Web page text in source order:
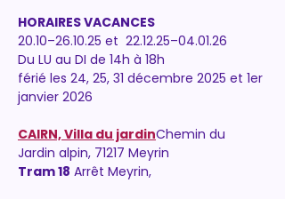
HORAIRES VACANCES
20.10–26.10.25 et  22.12.25–04.01.26
Du LU au DI de 14h à 18h
férié les 24, 25, 31 décembre 2025 et 1er
janvier 2026
CAIRN, Villa du jardinChemin du
Jardin alpin, 71217 Meyrin
Tram 18 Arrêt Meyrin,